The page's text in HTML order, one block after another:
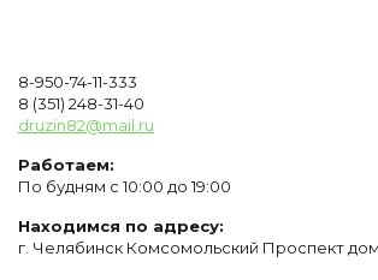
8-950-74-11-333
8 (351) 248-31-40
druzin82@mail.ru
Работаем:
По будням с 10:00 до 19:00
Находимся по адресу:
г. Челябинск Комсомольский Проспект дом